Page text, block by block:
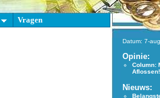
Vragen
Datum: 7-
Opinie:
Column:
Aflossen!
Nieuws: